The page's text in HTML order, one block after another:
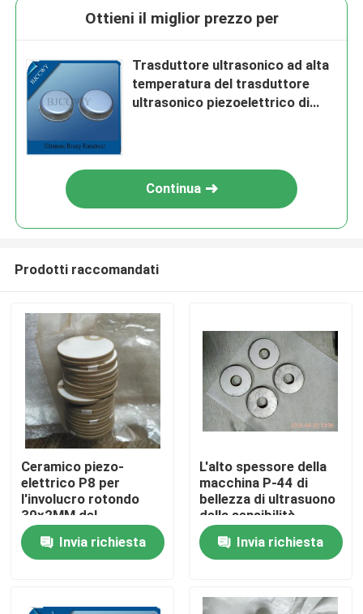
Casa
Prodotti
Circa noi
Ottieni il miglior prezzo per
Trasduttore ultrasonico ad alta
temperatura del trasduttore
ultrasonico piezoelettrico di
Continua
Prodotti raccomandati
Ceramico piezo-
elettrico P8 per
l'involucro rotondo
30x2MM del
trasduttore
ultrasonico di bellezza
Invia richiesta
L'alto spessore della
macchina P-44 di
bellezza di ultrasuono
della sensibilità
assottiglia la luce
Invia richiesta